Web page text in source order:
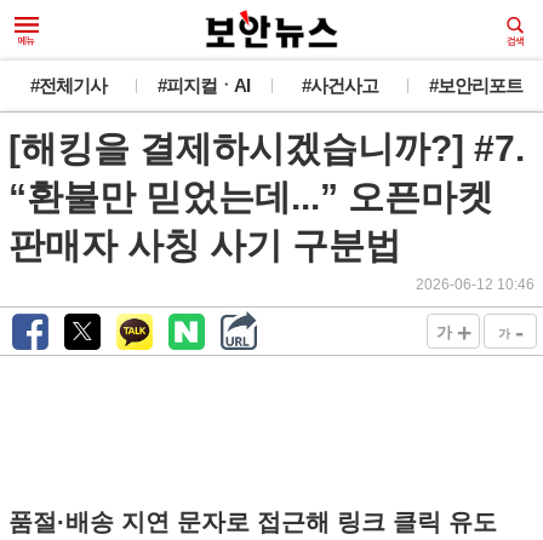
#전체기사 #피지컬ㆍAI #사건사고 #보안리포트
[해킹을 결제하시겠습니까?] #7.
“환불만 믿었는데...” 오픈마켓
판매자 사칭 사기 구분법
2026-06-12 10:46
가 + 가 -
품절·배송 지연 문자로 접근해 링크 클릭 유도